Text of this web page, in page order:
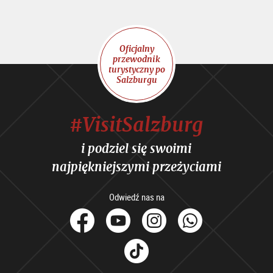
Oficjalny
przewodnik
turystyczny po
Salzburgu
#VisitSalzburg
i podziel się swoimi
najpiękniejszymi przeżyciami
Odwiedź nas na
facebook
YoutubeInstagram
Tik